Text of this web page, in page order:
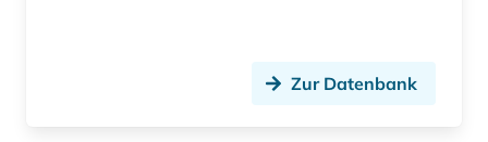
Zur Datenbank